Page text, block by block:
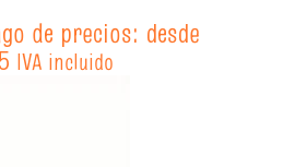
de precios: desde
IVA incluido